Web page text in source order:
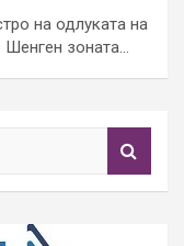
на одлуката на
Шенген зоната…